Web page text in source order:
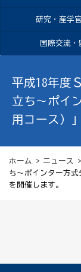
研究・産学
国際交流・
平成18年度
立ち〜ポイ
用コース）
ホーム > ニュース
ち〜ポインター方式
を開催します。